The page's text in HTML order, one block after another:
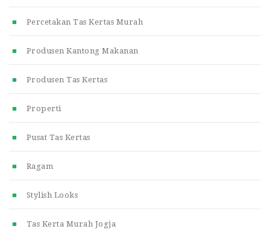
Percetakan Tas Kertas Murah
Produsen Kantong Makanan
Produsen Tas Kertas
Properti
Pusat Tas Kertas
Ragam
Stylish Looks
Tas Kerta Murah Jogja